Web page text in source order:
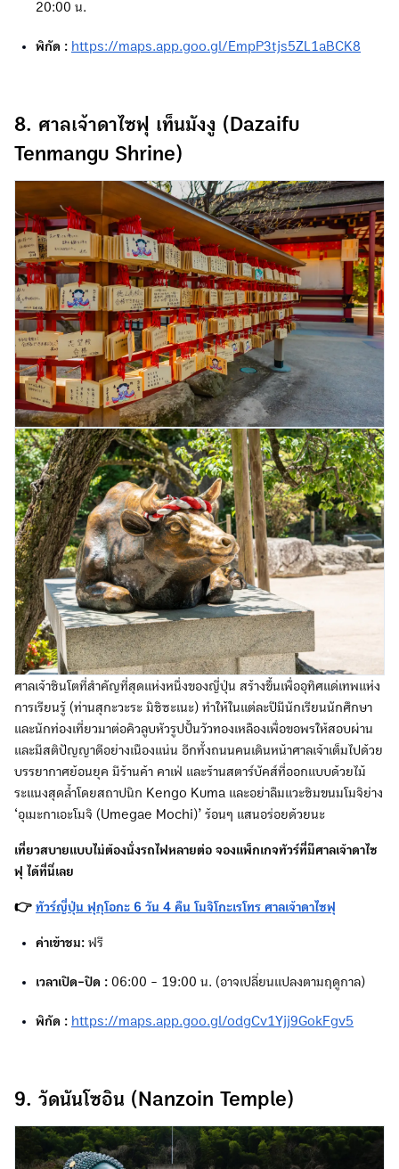
20:00 น.
พิกัด : https://maps.app.goo.gl/EmpP3tjs5ZL1aBCK8
8. ศาลเจ้าดาไซฟุ เท็นมังงู (Dazaifu
Tenmangu Shrine)
ศาลเจ้าชินโตที่สำคัญที่สุดแห่งหนึ่งของญี่ปุ่น สร้างขึ้นเพื่ออุทิศแด่เทพแห่ง
การเรียนรู้ (ท่านสุกะวะระ มิชิซะเนะ) ทำให้ในแต่ละปีมีนักเรียนนักศึกษา
และนักท่องเที่ยวมาต่อคิวลูบหัวรูปปั้นวัวทองเหลืองเพื่อขอพรให้สอบผ่าน
และมีสติปัญญาดีอย่างเนืองแน่น อีกทั้งถนนคนเดินหน้าศาลเจ้าเต็มไปด้วย
บรรยากาศย้อนยุค มีร้านค้า คาเฟ่ และร้านสตาร์บัคส์ที่ออกแบบด้วยไม้
ระแนงสุดล้ำโดยสถาปนิก Kengo Kuma และอย่าลืมแวะชิมขนมโมจิย่าง
‘อุเมะกาเอะโมจิ (Umegae Mochi)’ ร้อนๆ แสนอร่อยด้วยนะ
เที่ยวสบายแบบไม่ต้องนั่งรถไฟหลายต่อ จองแพ็กเกจทัวร์ที่มีศาลเจ้าดาไซ
ฟุ ได้ที่นี่เลย
👉 ทัวร์ญี่ปุ่น ฟุกุโอกะ 6 วัน 4 คืน โมจิโกะเรโทร ศาลเจ้าดาไซฟุ
ค่าเข้าชม: ฟรี
เวลาเปิด-ปิด : 06:00 - 19:00 น. (อาจเปลี่ยนแปลงตามฤดูกาล)
พิกัด : https://maps.app.goo.gl/odgCv1Yjj9GokFgv5
9. วัดนันโซอิน (Nanzoin Temple)